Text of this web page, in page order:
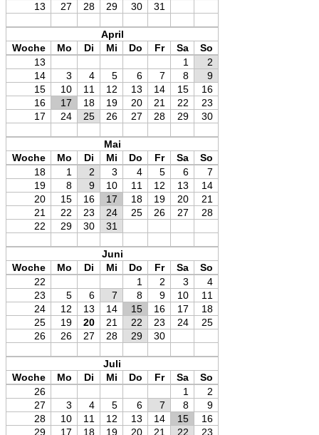
13
27 28 29 30 31
April
Woche
Mo Di Mi Do Fr Sa
So
13
1
2
14
3 4 5 6 7 8
9
15
10 11 12 13 14 15
16
16
17 18 19 20 21 22
23
17
24 25 26 27 28 29 30
Mai
Woche
Mo Di Mi Do Fr Sa
So
18
1 2 3 4 5 6
7
19
8 9 10 11 12 13
14
20
15 16 17 18 19 20
21
21
22 23 24 25 26 27
28
22
29 30 31
Juni
Woche
Mo Di Mi Do Fr Sa
So
22
1 2 3
4
23
5 6 7 8 9 10
11
24
12 13 14 15 16 17
18
25
19 20 21 22 23 24
25
26
26 27 28 29 30
Juli
Woche
Mo Di Mi Do Fr Sa
So
26
1
2
27
3 4 5 6 7 8
9
28
10 11 12 13 14 15
16
29
17 18 19 20 21 22
23